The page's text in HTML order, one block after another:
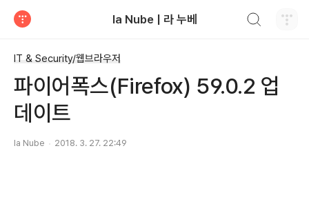
la Nube | 라 누베
IT & Security/웹브라우저
파이어폭스(Firefox) 59.0.2 업
데이트
la Nube 2018. 3. 27. 22:49